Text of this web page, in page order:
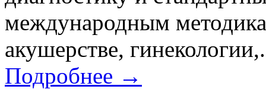
международным
акушерстве,
Подробнее →